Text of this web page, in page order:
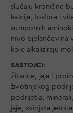
slučaju kronične
kalcija, fosfora i
sumpornih
nivo bjelančevina
koje alkaliziraju
SASTOJCI :
Žitarice, jaja i
životinjskog
podrijetla,
jaje, svinjska